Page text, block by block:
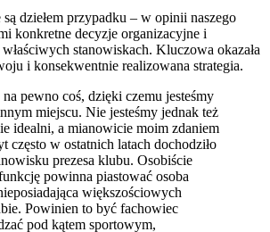
dziełem przypadku – w opinii naszego
konkretne decyzje organizacyjne i
stanowiskach. Kluczowa okazała
i konsekwentnie realizowana strategia.
pewno coś, dzięki czemu jesteśmy
miejscu. Nie jesteśmy jednak też
idealni, a mianowicie moim zdaniem
często w ostatnich latach dochodziło
prezesa klubu. Osobiście
powinna piastować osoba
większościowych
Powinien to być fachowiec
pod kątem sportowym,